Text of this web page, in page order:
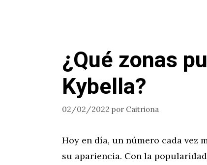
¿Qué zonas
Kybella?
02/02/2022 por Caitriona
Hoy en día, un número cada vez
su apariencia. Con la